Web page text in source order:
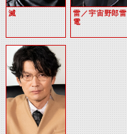
滅
雷／宇宙野郎雷
電